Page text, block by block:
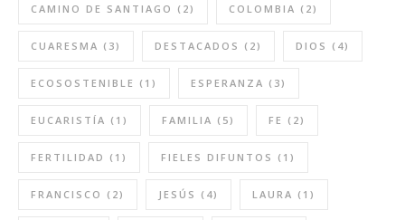
CAMINO DE SANTIAGO (2) COLOMBIA (2)
CUARESMA (3) DESTACADOS (2) DIOS (4)
ECOSOSTENIBLE (1) ESPERANZA (3)
EUCARISTÍA (1) FAMILIA (5) FE (2)
FERTILIDAD (1) FIELES DIFUNTOS (1)
FRANCISCO (2) JESÚS (4) LAURA (1)